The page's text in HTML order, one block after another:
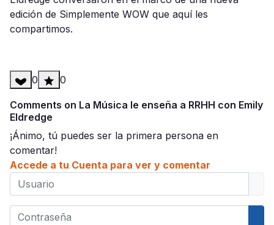
edición de Simplemente WOW que aquí les
compartimos.
0 0
Comments on La Música le enseña a RRHH con Emily
Eldredge
¡Ánimo, tú puedes ser la primera persona en
comentar!
Accede a tu Cuenta para ver y comentar
Usuario
Contraseña